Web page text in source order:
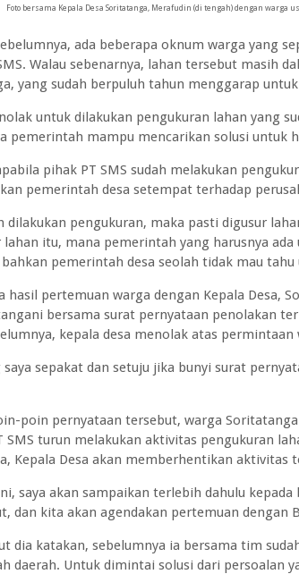
Foto bersama Kepala Desa Soritatanga, Merafudin (di tengah) dengan warga
ada beberapa oknum warga yang
Walau sebenarnya, lahan tersebut masih
yang sudah berpuluh tahun menggarap
untuk dilakukan pengukuran lahan yang
pemerintah mampu mencarikan solusi untuk
pihak PT SMS sudah melakukan
pemerintah desa setempat terhadap
dilakukan pengukuran, maka pasti digusur
lahan itu, mana pemerintah yang harusnya
bahkan pemerintah desa seolah tidak mau
hasil pertemuan warga dengan Kepala Desa,
bersama surat pernyataan penolakan
kepala desa menolak atas
saya sepakat dan setuju jika bunyi surat
poin pernyataan tersebut, warga
SMS turun melakukan aktivitas pengukuran
Kepala Desa akan memberhentikan aktivitas
saya akan sampaikan terlebih dahulu
dan kita akan agendakan pertemuan dengan
dia katakan, sebelumnya ia bersama tim
daerah. Untuk dimintai solusi dari persoalan